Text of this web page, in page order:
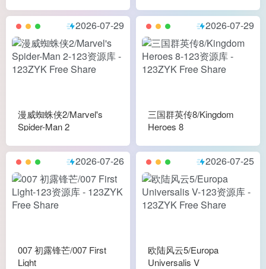
2026-07-29
漫威蜘蛛侠2/Marvel's
Spider-Man 2
2026-07-29
三国群英传8/Kingdom
Heroes 8
2026-07-26
007 初露锋芒/007 First
Light
2026-07-25
欧陆风云5/Europa
Universalis V